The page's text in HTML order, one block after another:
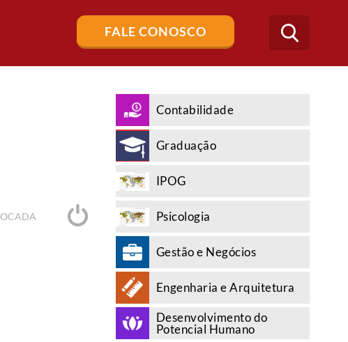
FALE CONOSCO
Buscar
no
blog
Contabilidade
Graduação
IPOG
Psicologia
Gestão e Negócios
Engenharia e Arquitetura
Desenvolvimento do
Potencial Humano